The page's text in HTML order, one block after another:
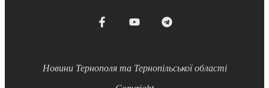
Новини Тернополя та Тернопільської області